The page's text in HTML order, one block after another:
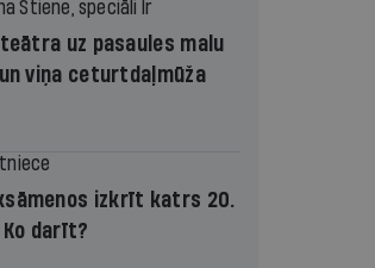
Stiene, speciāli Ir
teātra uz pasaules malu
viņa ceturtdaļmūža
izkrīt katrs 20.
darīt?